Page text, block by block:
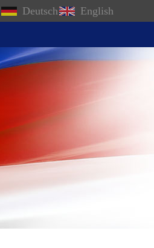
Deutsch English